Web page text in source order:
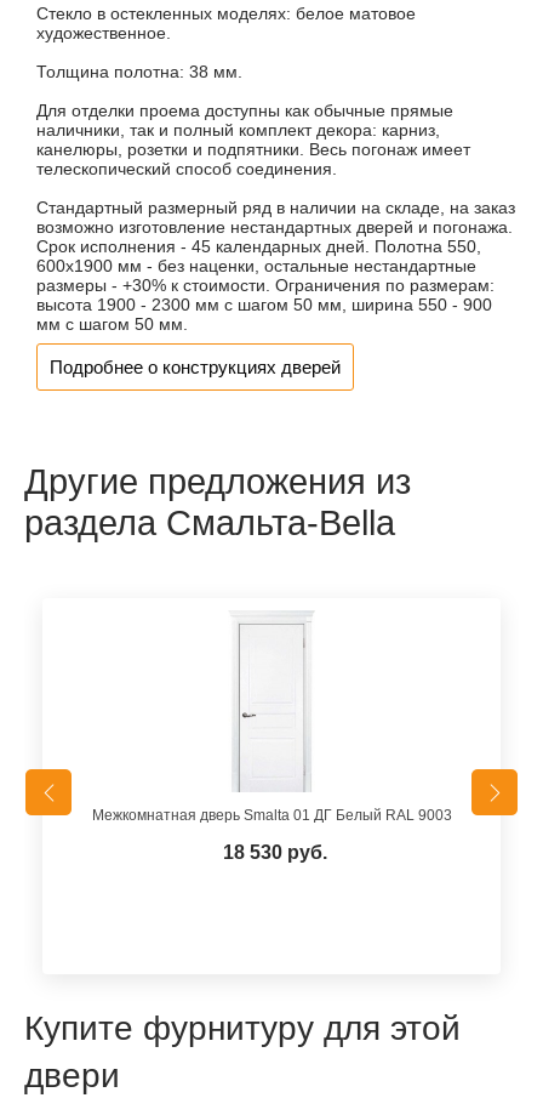
Стекло в остекленных моделях: белое матовое
художественное.
Толщина полотна: 38 мм.
Для отделки проема доступны как обычные прямые
наличники, так и полный комплект декора: карниз,
канелюры, розетки и подпятники. Весь погонаж имеет
телескопический способ соединения.
Стандартный размерный ряд в наличии на складе, на заказ
возможно изготовление нестандартных дверей и погонажа.
Срок исполнения - 45 календарных дней. Полотна 550,
600х1900 мм - без наценки, остальные нестандартные
размеры - +30% к стоимости. Ограничения по размерам:
высота 1900 - 2300 мм с шагом 50 мм, ширина 550 - 900
мм с шагом 50 мм.
Подробнее о конструкциях дверей
Другие предложения из
раздела Смальта-Bella
Межкомнатная дверь Smalta 01 ДГ Белый RAL 9003
18 530 руб.
Купите фурнитуру для этой
двери